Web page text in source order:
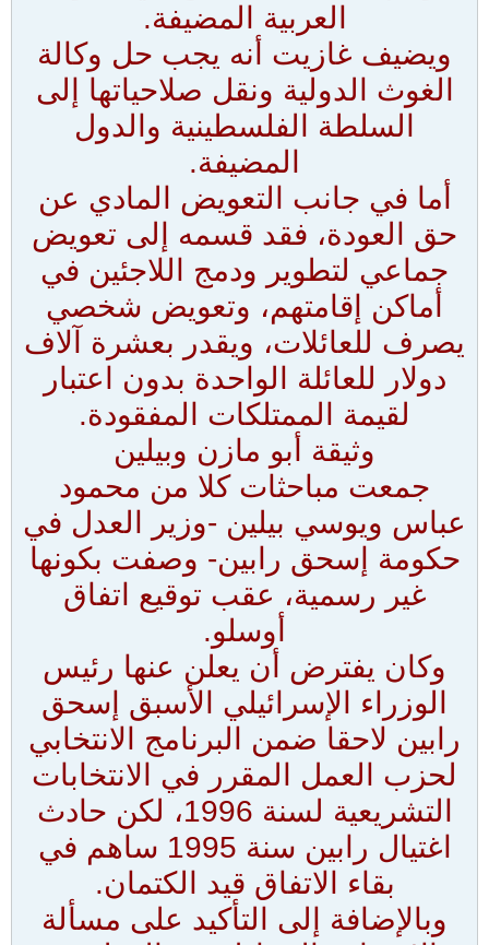
العربية المضيفة.
ويضيف غازيت أنه يجب حل وكالة
الغوث الدولية ونقل صلاحياتها إلى
السلطة الفلسطينية والدول
المضيفة.
أما في جانب التعويض المادي عن
حق العودة، فقد قسمه إلى تعويض
جماعي لتطوير ودمج اللاجئين في
أماكن إقامتهم، وتعويض شخصي
يصرف للعائلات، ويقدر بعشرة آلاف
دولار للعائلة الواحدة بدون اعتبار
لقيمة الممتلكات المفقودة.
وثيقة أبو مازن وبيلين
جمعت مباحثات كلا من محمود
عباس ويوسي بيلين -وزير العدل في
حكومة إسحق رابين- وصفت بكونها
غير رسمية، عقب توقيع اتفاق
أوسلو.
وكان يفترض أن يعلن عنها رئيس
الوزراء الإسرائيلي الأسبق إسحق
رابين لاحقا ضمن البرنامج الانتخابي
لحزب العمل المقرر في الانتخابات
التشريعية لسنة 1996، لكن حادث
اغتيال رابين سنة 1995 ساهم في
بقاء الاتفاق قيد الكتمان.
وبالإضافة إلى التأكيد على مسألة